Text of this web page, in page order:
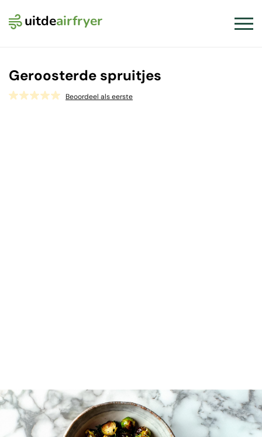
uitdeairfryerLogo Uit de Airfryer
Geroosterde spruitjes
Beoordeel als eerste